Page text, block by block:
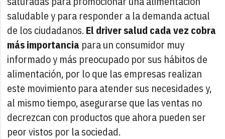
saludable y para responder a la demanda actual
de los ciudadanos. El driver salud cada vez cobra
más importancia para un consumidor muy
informado y más preocupado por sus hábitos de
alimentación, por lo que las empresas realizan
este movimiento para atender sus necesidades y,
al mismo tiempo, asegurarse que las ventas no
decrezcan con productos que ahora pueden ser
peor vistos por la sociedad.